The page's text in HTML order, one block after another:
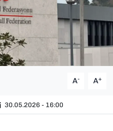
A- A+
30.05.2026 - 16:00